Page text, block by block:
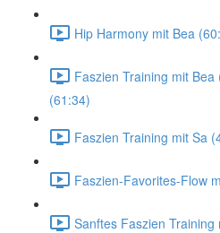
Hip Harmony mit Bea
Faszien Training mit
(61:34)
Faszien Training mit Sa
Faszien-Favorites-Flow
Sanftes Faszien